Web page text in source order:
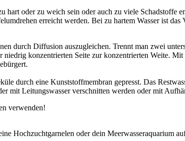
hart oder zu weich sein oder auch zu viele Schadstoffe
erreicht werden. Bei zu hartem Wasser ist
durch Diffusion auszugleichen. Trennt man zwei
niedrig konzentrierten Seite zur konzentrierten Weite.
durch eine Kunststoffmembran gepresst. Das
mit Leitungswasser verschnitten werden oder mit
verwenden!
Hochzuchtgarnelen oder dein Meerwasseraquarium